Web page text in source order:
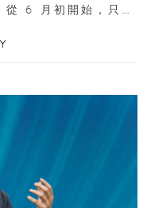
6 月初開始，只能